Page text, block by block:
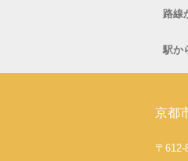
路線
駅か
京都
〒